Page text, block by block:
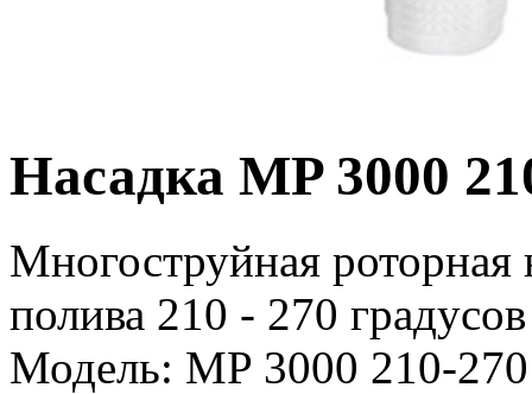
Насадка MP 3000
Многоструйная роторная
полива 210 - 270
Модель: MP 3000 210-